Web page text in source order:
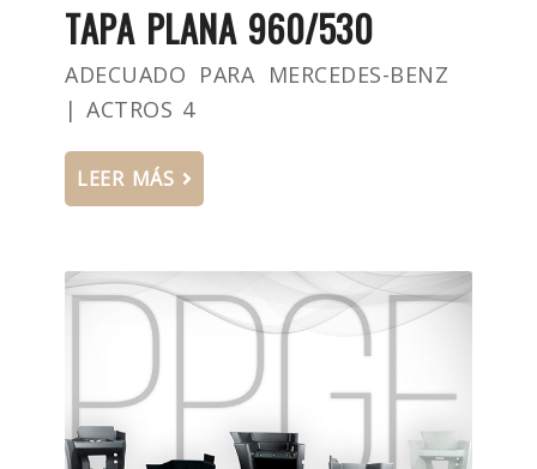
TAPA PLANA 960/530
ADECUADO PARA MERCEDES-BENZ
| ACTROS 4
LEER MÁS